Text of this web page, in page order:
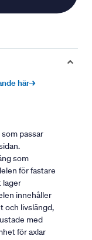
här→
passar
som
för fastare
lager
innehåller
och livslängd,
med
för axlar